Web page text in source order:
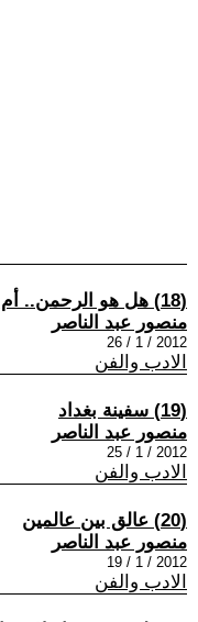
(18) هل هو الرحمن.. أم الشيطان ؟
منصور عبد الناصر
2012 / 1 / 26
الادب والفن
(19) سفينة بغداد
منصور عبد الناصر
2012 / 1 / 25
الادب والفن
(20) عالق بين عالمين
منصور عبد الناصر
2012 / 1 / 19
الادب والفن